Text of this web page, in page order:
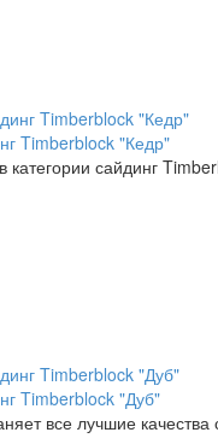
Timberblock "Кедр"
категории сайдинг
Timberblock "Дуб"
все лучшие качества